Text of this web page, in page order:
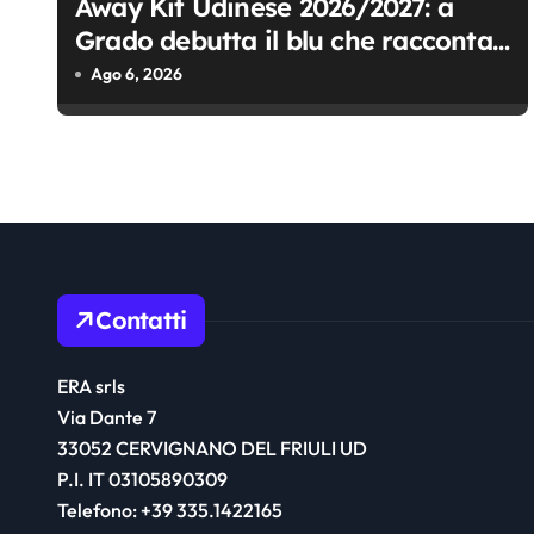
e
a
r
i
o
l
i
Away Kit Udinese 2026/2027: a
Grado debutta il blu che racconta
il Friuli
Ago 6, 2026
Contatti
ERA srls
Via Dante 7
33052 CERVIGNANO DEL FRIULI UD
P.I. IT 03105890309
Telefono: +39 335.1422165